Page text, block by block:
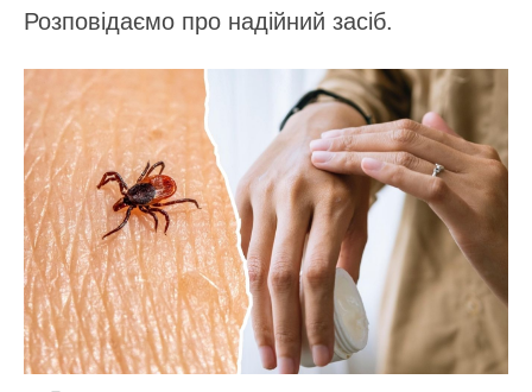
Розповідаємо про надійний засіб.